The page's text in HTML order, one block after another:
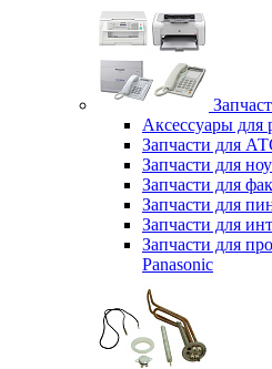
Аксессуары для
Запчасти для
Запчасти для
Запчасти для
Запчасти для
Запчасти для
Запчасти для
Panasonic